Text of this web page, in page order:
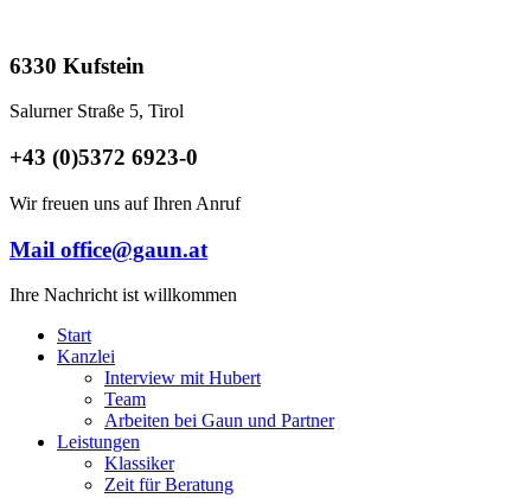
6330 Kufstein
Salurner Straße 5, Tirol
+43 (0)5372 6923-0
Wir freuen uns auf Ihren Anruf
Mail office@gaun.at
Ihre Nachricht ist willkommen
Start
Kanzlei
Interview mit Hubert
Team
Arbeiten bei Gaun und Partner
Leistungen
Klassiker
Zeit für Beratung